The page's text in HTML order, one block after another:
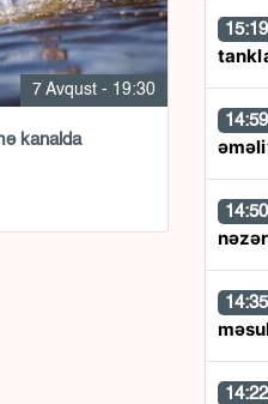
7 Avqust - 19:30
kanalda
15:19
14:59
14:50
14:35
14:22